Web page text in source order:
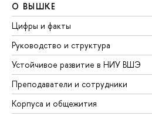
О ВЫШКЕ
Цифры и факты
Руководство и структура
Устойчивое развитие в НИУ ВШЭ
Преподаватели и сотрудники
Корпуса и общежития